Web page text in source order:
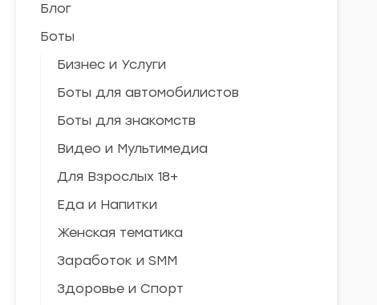
Блог
Боты
Бизнес и Услуги
Боты для автомобилистов
Боты для знакомств
Видео и Мультимедиа
Для Взрослых 18+
Еда и Напитки
Женская тематика
Заработок и SMM
Здоровье и Спорт